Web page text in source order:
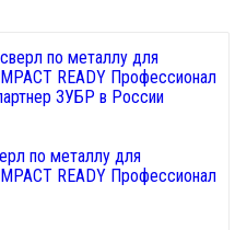
по металлу для
READY Профессионал